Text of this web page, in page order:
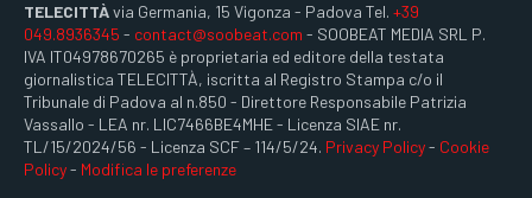
TELECITTÀvia Germania, 15 Vigonza - Padova Tel. +39
049.8936345 - contact@soobeat.com - SOOBEAT MEDIA SRL P.
IVA IT04978670265 è proprietaria ed editore della testata
giornalistica TELECITTÀ, iscritta al Registro Stampa c/o il
Tribunale di Padova al n.850 - Direttore Responsabile Patrizia
Vassallo - LEA nr. LIC7466BE4MHE - Licenza SIAE nr.
TL/15/2024/56 - Licenza SCF – 114/5/24. Privacy Policy- Cookie
Policy- Modifica le preferenze